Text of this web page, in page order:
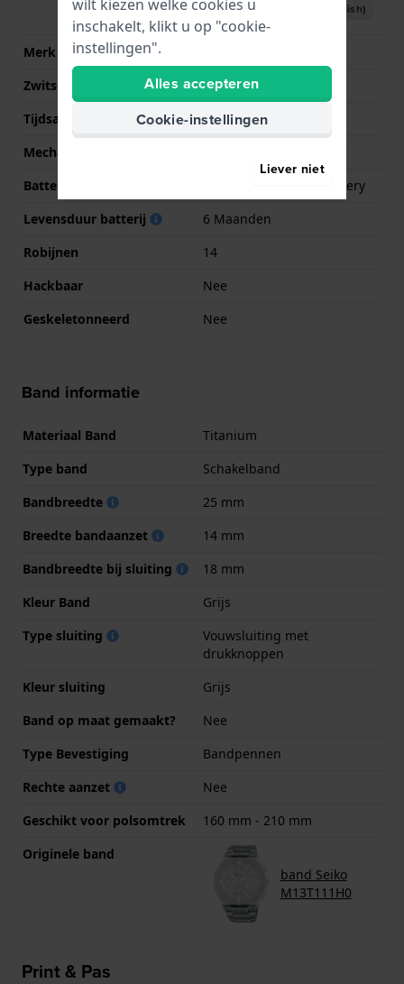
Download handboek (English)
Merk uurwerk
Zwitsers uurwerk
Nee
Tijdsaanduiding
Analoog
Mechanisme
Batterij
Solar rechargeable battery
Levensduur batterij
6 Maanden
Robijnen
14
Hackbaar
Nee
Geskeletonneerd
Nee
Band informatie
Materiaal Band
Titanium
Type band
Schakelband
Bandbreedte
25 mm
Breedte bandaanzet
14 mm
Bandbreedte bij sluiting
18 mm
Kleur Band
Grijs
Type sluiting
Vouwsluiting met
drukknoppen
Kleur sluiting
Grijs
Band op maat gemaakt?
Nee
Type Bevestiging
Bandpennen
Rechte aanzet
Nee
Geschikt voor polsomtrek
160 mm - 210 mm
Originele band
band Seiko
M13T111H0
Print & Pas
wilt kiezen welke cookies u
inschakelt, klikt u op "cookie-
instellingen".
Alles accepteren
Cookie-instellingen
Liever niet